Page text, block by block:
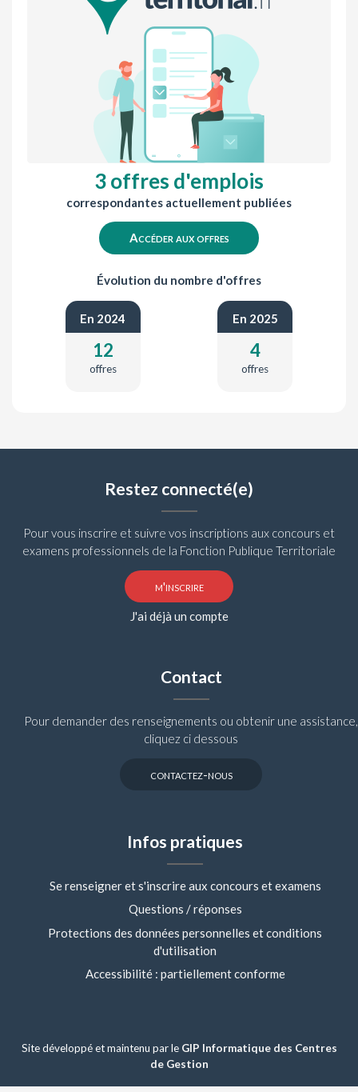
3 offres d'emplois
correspondantes actuellement publiées
Accéder aux offres
Évolution du nombre d'offres
En 2024
12
offres
En 2025
4
offres
Restez connecté(e)
Pour vous inscrire et suivre vos inscriptions aux concours et
examens professionnels de la Fonction Publique Territoriale
m'inscrire
J'ai déjà un compte
Contact
Pour demander des renseignements ou obtenir une assistance,
cliquez ci dessous
contactez-nous
Infos pratiques
Se renseigner et s'inscrire aux concours et examens
Questions / réponses
Protections des données personnelles et conditions
d'utilisation
Accessibilité : partiellement conforme
Site développé et maintenu par le GIP Informatique des Centres
de Gestion